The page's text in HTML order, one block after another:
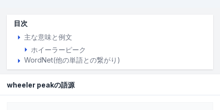
目次
主な意味と例文
ホイーラーピーク
WordNet(他の単語との繋がり)
wheeler peakの語源